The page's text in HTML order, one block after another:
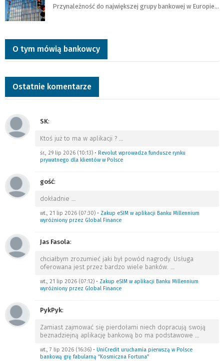
Przynależność do największej grupy bankowej w Europie…
O tym mówią bankowcy
Ostatnie komentarze
SK:
Ktoś już to ma w aplikacji ? …
śr., 29 lip 2026 (10:13) • Revolut wprowadza fundusze rynku
prywatnego dla klientów w Polsce
gość:
dokładnie …
wt., 21 lip 2026 (07:30) • Zakup eSIM w aplikacji Banku Millennium
wyróżniony przez Global Finance
Jas Fasola:
chciałbym zrozumieć jaki był powód nagrody. Usługa
oferowana jest przez bardzo wiele banków. …
wt., 21 lip 2026 (07:12) • Zakup eSIM w aplikacji Banku Millennium
wyróżniony przez Global Finance
PykPyk:
Zamiast zajmować się pierdołami niech dopracują swoją
beznadziejną aplikację bankową bo ma podstawowe …
wt., 7 lip 2026 (16:36) • UniCredit uruchamia pierwszą w Polsce
bankową grę fabularną “Kosmiczna Fortuna”